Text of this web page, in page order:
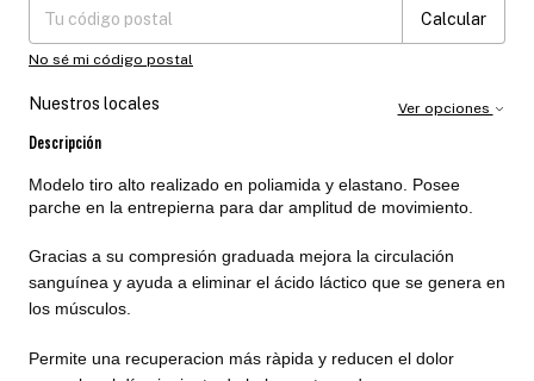
Calcular
No sé mi código postal
Nuestros locales Ver opciones
Descripción
Modelo tiro alto realizado en poliamida y elastano. Posee
parche en la entrepierna para dar amplitud de movimiento.
Gracias a su compresión graduada mejora la circulación
sanguínea y ayuda a eliminar el ácido láctico que se genera en
los músculos.
Permite una recuperacion más ràpida y reducen el dolor